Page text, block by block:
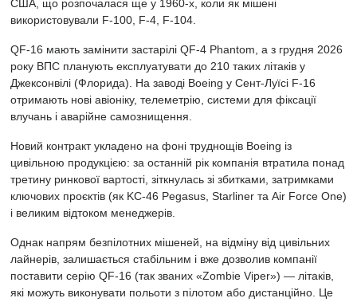
США, що розпочалася ще у 1960-х, коли як мішені
використовували F‑100, F‑4, F‑104.
QF‑16 мають замінити застарілі QF‑4 Phantom, а з грудня 2026
року ВПС планують експлуатувати до 210 таких літаків у
Джексонвілі (Флорида). На заводі Boeing у Сент-Луїсі F‑16
отримають нові авіоніку, телеметрію, системи для фіксації
влучань і аварійне самознищення.
Новий контракт укладено на фоні труднощів Boeing із
цивільною продукцією: за останній рік компанія втратила понад
третину ринкової вартості, зіткнулась зі збитками, затримками
ключових проєктів (як KC‑46 Pegasus, Starliner та Air Force One)
і великим відтоком менеджерів.
Однак напрям безпілотних мішеней, на відміну від цивільних
лайнерів, залишається стабільним і вже дозволив компанії
поставити серію QF‑16 (так званих «Zombie Viper») — літаків,
які можуть виконувати польоти з пілотом або дистанційно. Це